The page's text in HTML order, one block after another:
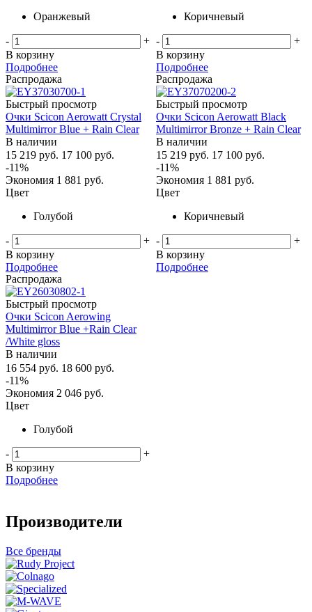
Оранжевый
-
+
В корзину
Подробнее
Коричневый
-
+
В корзину
Подробнее
Распродажа
Быстрый просмотр
Очки Scicon Aerowatt Crystal
Multimirror Blue + Rain Clear
В наличии
15 219 руб. 17 100 руб.
-11%
Экономия 1 881 руб.
Цвет
Голубой
-
+
В корзину
Подробнее
Распродажа
Быстрый просмотр
Очки Scicon Aerowatt Black
Multimirror Bronze + Rain Clear
В наличии
15 219 руб. 17 100 руб.
-11%
Экономия 1 881 руб.
Цвет
Коричневый
-
+
В корзину
Подробнее
Распродажа
Быстрый просмотр
Очки Scicon Aerowing
Multimirror Blue +Rain Clear
/White gloss
В наличии
16 554 руб. 18 600 руб.
-11%
Экономия 2 046 руб.
Цвет
Голубой
-
+
В корзину
Подробнее
Производители
Все бренды